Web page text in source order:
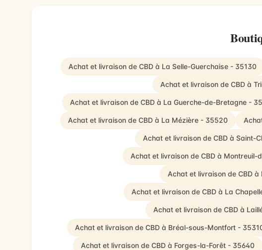
Achat et livraison de CBD à La Selle-Guerchaise - 35130
Achat et livraison de CBD à
Achat et livraison de CBD à La Guerche-de-Bretagne -
Achat et livraison de CBD à La Mézière - 35520
Achat et livraison de CBD à Saint-
Achat et livraison de CBD à Montreuil-
Achat et livraison de CBD
Achat et livraison de CBD à La
Achat et livraison de CBD à
Achat et livraison de CBD à Bréal-sous-Montfort -
Achat et livraison de CBD à Forges-la-Forêt - 35640